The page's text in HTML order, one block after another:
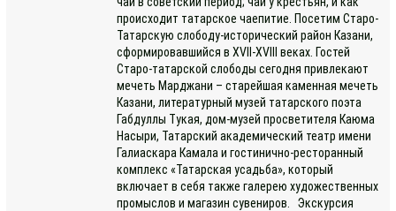
происходит татарское чаепитие. Посетим Старо-
Татарскую слободу-исторический район Казани,
сформировавшийся в XVII-XVIII веках. Гостей
Старо-татарской слободы сегодня привлекают
мечеть Марджани – старейшая каменная мечеть
Казани, литературный музей татарского поэта
Габдуллы Тукая, дом-музей просветителя Каюма
Насыри, Татарский академический театр имени
Галиаскара Камала и гостинично-ресторанный
комплекс «Татарская усадьба», который
включает в себя также галерею художественных
промыслов и магазин сувениров. Экскурсия